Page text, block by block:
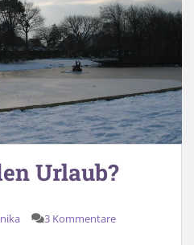
Urlaub?
3 Kommentare